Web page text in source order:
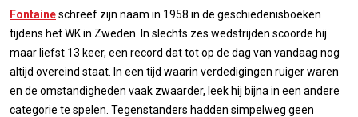
Fontaineschreef zijn naam in 1958 in de geschiedenisboeken
tijdens het WK in Zweden. In slechts zes wedstrijden scoorde hij
maar liefst 13 keer, een record dat tot op de dag van vandaag nog
altijd overeind staat. In een tijd waarin verdedigingen ruiger waren
en de omstandigheden vaak zwaarder, leek hij bijna in een andere
categorie te spelen. Tegenstanders hadden simpelweg geen